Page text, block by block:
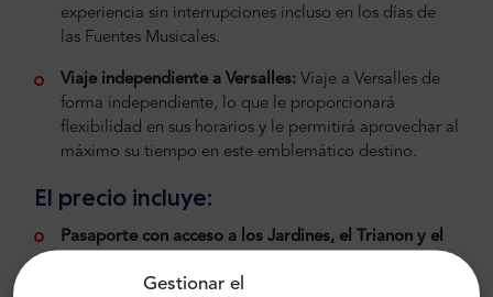
Gestionar el
experiencia sin interrupciones incluso en los días de
las Fuentes Musicales.
Viaje independiente a Versalles: Viaje a Versalles de
forma independiente, lo que le proporcionará
flexibilidad en sus horarios y le permitirá aprovechar al
máximo su tiempo en este emblemático destino.
El precio incluye:
Pasaporte con acceso a los Jardines, el Trianon y el
Trianon y el encantador Hameau de la Reine con un